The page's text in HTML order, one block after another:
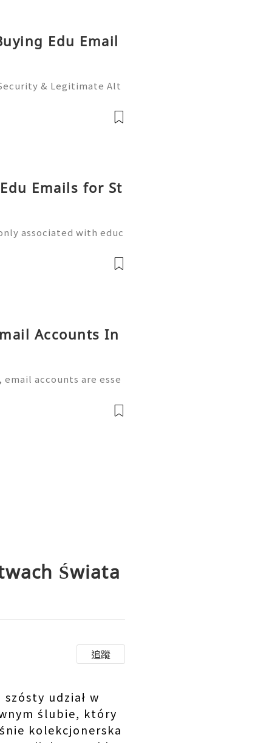
Edu Email
& Legitimate Alt
+1 (506) 541-7768 ✈️✨
Emails for St
associated with educ
student or staff email ad
Accounts In
accounts are esse
networking. A
Świata
追蹤
udział w
ślubie, który
kolekcjonerska